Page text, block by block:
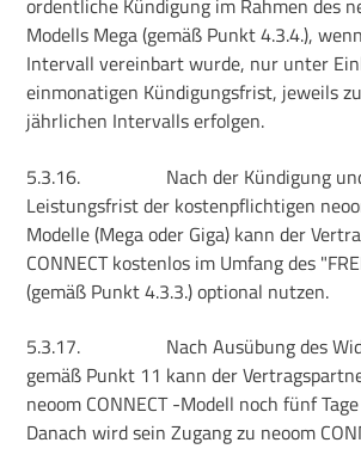
ordentliche Kündigung im Rahmen des
Modells Mega (gemäß Punkt 4.3.4.),
Intervall vereinbart wurde, nur unter
einmonatigen Kündigungsfrist, jeweils
jährlichen Intervalls erfolgen.
5.3.16.
Nach der Kündigung
Leistungsfrist der kostenpflichtigen
Modelle (Mega oder Giga) kann der
CONNECT kostenlos im Umfang des
(gemäß Punkt 4.3.3.) optional nutzen.
5.3.17.
Nach Ausübung des
gemäß Punkt 11 kann der
neoom CONNECT -Modell noch fünf
Danach wird sein Zugang zu neoom